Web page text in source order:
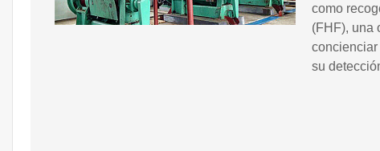
como
(FHF), una
su